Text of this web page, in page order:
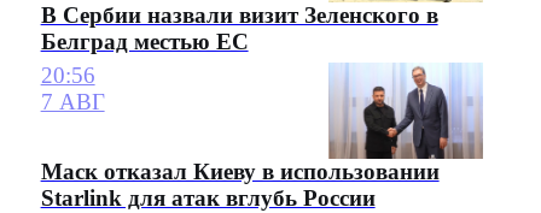
В Сербии назвали визит Зеленского в
Белград местью ЕС
20:56
7 АВГ
Маск отказал Киеву в использовании
Starlink для атак вглубь России